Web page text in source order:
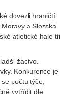
dovezli hraničtí
a Slezska.
atletické hale tři
žactvo.
Konkurence je
počtu týče,
vytřídit dle